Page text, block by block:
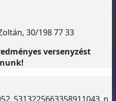
30/198 77 33
versenyzést